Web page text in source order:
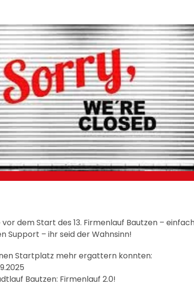
dem Start des 13. Firmenlauf Bautzen –
Support – ihr seid der Wahnsinn!
Startplatz mehr ergattern konnten:
Bautzen: Firmenlauf 2.0!